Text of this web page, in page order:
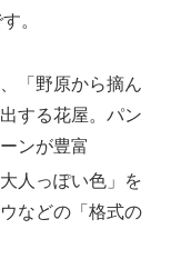
。
「野原から摘ん
する花屋。パン
ンが豊富
人っぽい色」を
などの「格式の